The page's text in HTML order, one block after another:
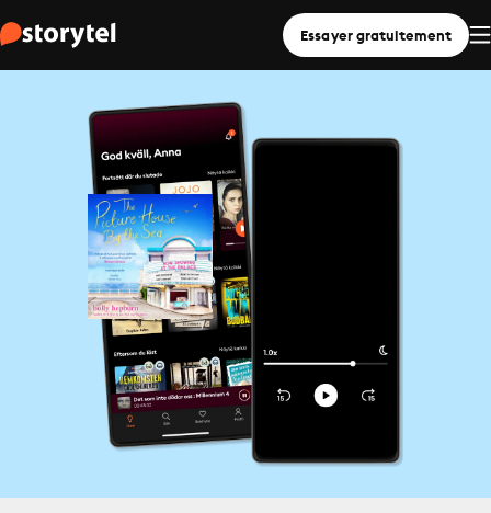
Essayer gratuitement